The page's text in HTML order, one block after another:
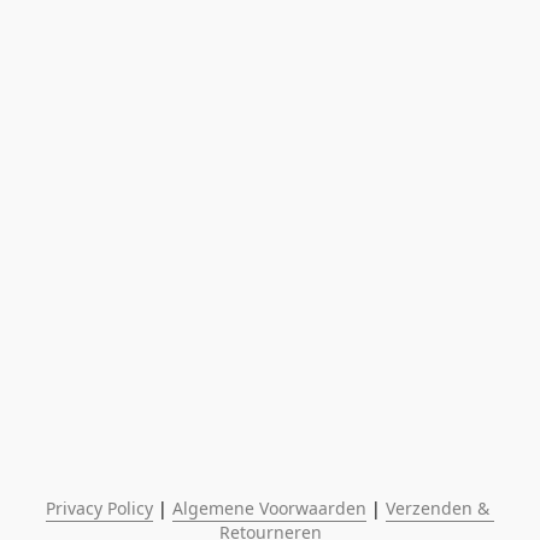
Privacy Policy | Algemene Voorwaarden | Verzenden &
Retourneren